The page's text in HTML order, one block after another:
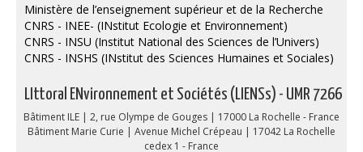
Ministère de l’enseignement supérieur et de la Recherche
CNRS - INEE- (INstitut Ecologie et Environnement)
CNRS - INSU (Institut National des Sciences de l’Univers)
CNRS - INSHS (INstitut des Sciences Humaines et Sociales)
LIttoral ENvironnement et Sociétés (LIENSs) - UMR 7266
Bâtiment ILE | 2, rue Olympe de Gouges | 17000 La Rochelle - France
Bâtiment Marie Curie | Avenue Michel Crépeau | 17042 La Rochelle
cedex 1 - France